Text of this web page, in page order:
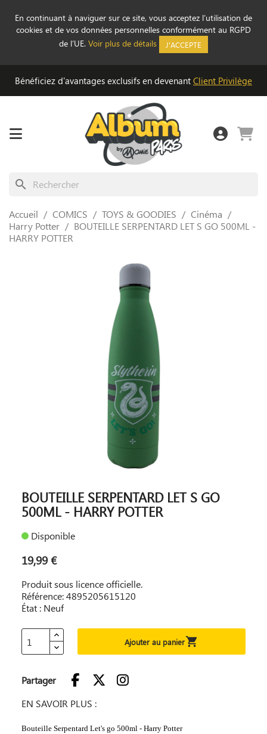
En continuant à naviguer sur ce site, vous acceptez l’utilisation de
cookies et de vos données personnelles conformément au RGPD
de l’UE. Voir plus de détails J'ACCEPTE
Bénéficiez d'avantages exclusifs en devenant Client Privilège
search
Accueil COMICS TOYS & GOODIES
Cinéma
Harry Potter
BOUTEILLE SERPENTARD LET S GO 500ML -
HARRY POTTER
BOUTEILLE SERPENTARD LET S GO
500ML - HARRY POTTER
Disponible
19,99 €
Produit sous licence officielle.
Référence: 4895205615120
État : Neuf
Ajouter au panier
Partager
EN SAVOIR PLUS :
Bouteille Serpentard Let's go 500ml - Harry Potter